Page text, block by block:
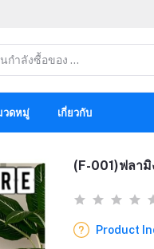
วดหมู่ เกี่ยวกับ
(F-001)ฟลา
Product